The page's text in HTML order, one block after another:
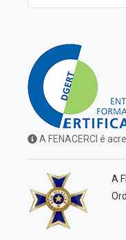
A FENACERCI é
A